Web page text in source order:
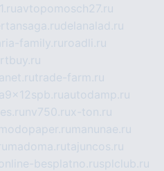
avtopomosch27.ru
delanalad.ru
family.ru roadli.ru
trade-farm.ru
autodamp.ru
nv750.rux-ton.ru
modopaper.ru manunae.ru
madoma.rutajuncos.ru
besplatno.rusplclub.ru